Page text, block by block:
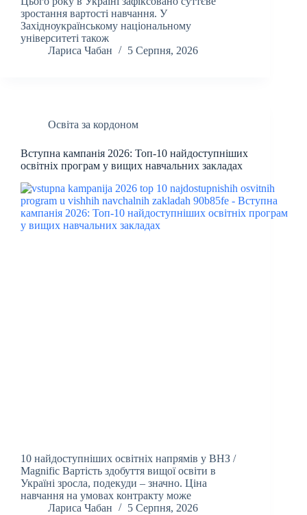
зростання вартості навчання. У
Західноукраїнському національному
університеті також
Лариса Чабан
5 Серпня, 2026
Освіта за кордоном
Вступна кампанія 2026: Топ-10 найдоступніших
освітніх програм у вищих навчальних закладах
10 найдоступніших освітніх напрямів у ВНЗ /
Magnific Вартість здобуття вищої освіти в
Україні зросла, подекуди – значно. Ціна
навчання на умовах контракту може
Лариса Чабан
5 Серпня, 2026